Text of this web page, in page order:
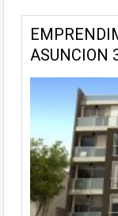
ASUNCION